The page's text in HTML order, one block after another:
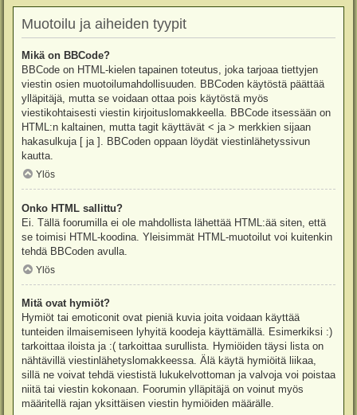
Muotoilu ja aiheiden tyypit
Mikä on BBCode?
BBCode on HTML-kielen tapainen toteutus, joka tarjoaa tiettyjen
viestin osien muotoilumahdollisuuden. BBCoden käytöstä päättää
ylläpitäjä, mutta se voidaan ottaa pois käytöstä myös
viestikohtaisesti viestin kirjoituslomakkeella. BBCode itsessään on
HTML:n kaltainen, mutta tagit käyttävät < ja > merkkien sijaan
hakasulkuja [ ja ]. BBCoden oppaan löydät viestinlähetyssivun
kautta.
Ylös
Onko HTML sallittu?
Ei. Tällä foorumilla ei ole mahdollista lähettää HTML:ää siten, että
se toimisi HTML-koodina. Yleisimmät HTML-muotoilut voi kuitenkin
tehdä BBCoden avulla.
Ylös
Mitä ovat hymiöt?
Hymiöt tai emoticonit ovat pieniä kuvia joita voidaan käyttää
tunteiden ilmaisemiseen lyhyitä koodeja käyttämällä. Esimerkiksi :)
tarkoittaa iloista ja :( tarkoittaa surullista. Hymiöiden täysi lista on
nähtävillä viestinlähetyslomakkeessa. Älä käytä hymiöitä liikaa,
sillä ne voivat tehdä viestistä lukukelvottoman ja valvoja voi poistaa
niitä tai viestin kokonaan. Foorumin ylläpitäjä on voinut myös
määritellä rajan yksittäisen viestin hymiöiden määrälle.